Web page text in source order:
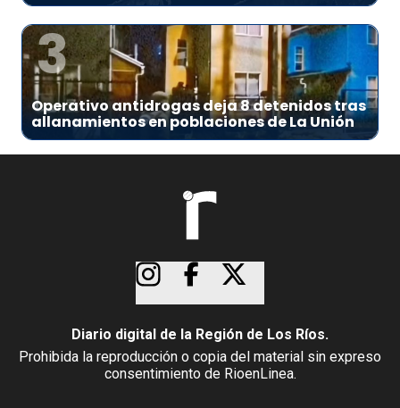
3
Operativo antidrogas deja 8 detenidos tras
allanamientos en poblaciones de La Unión
Diario digital de la Región de Los Ríos.
Prohibida la reproducción o copia del material sin expreso
consentimiento de RioenLinea.